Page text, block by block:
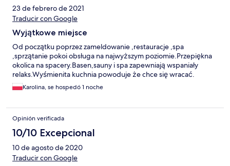
23 de febrero de 2021
Traducir con Google
Wyjątkowe miejsce
Od początku poprzez zameldowanie ,restauracje ,spa
,sprzątanie pokoi obsługa na najwyższym poziomie.Przepiękna
okolica na spacery.Basen,sauny i spa zapewniają wspaniały
relaks.Wyśmienita kuchnia powoduje że chce się wracać.
Karolina, se hospedó 1 noche
Opinión verificada
10/10 Excepcional
10 de agosto de 2020
Traducir con Google